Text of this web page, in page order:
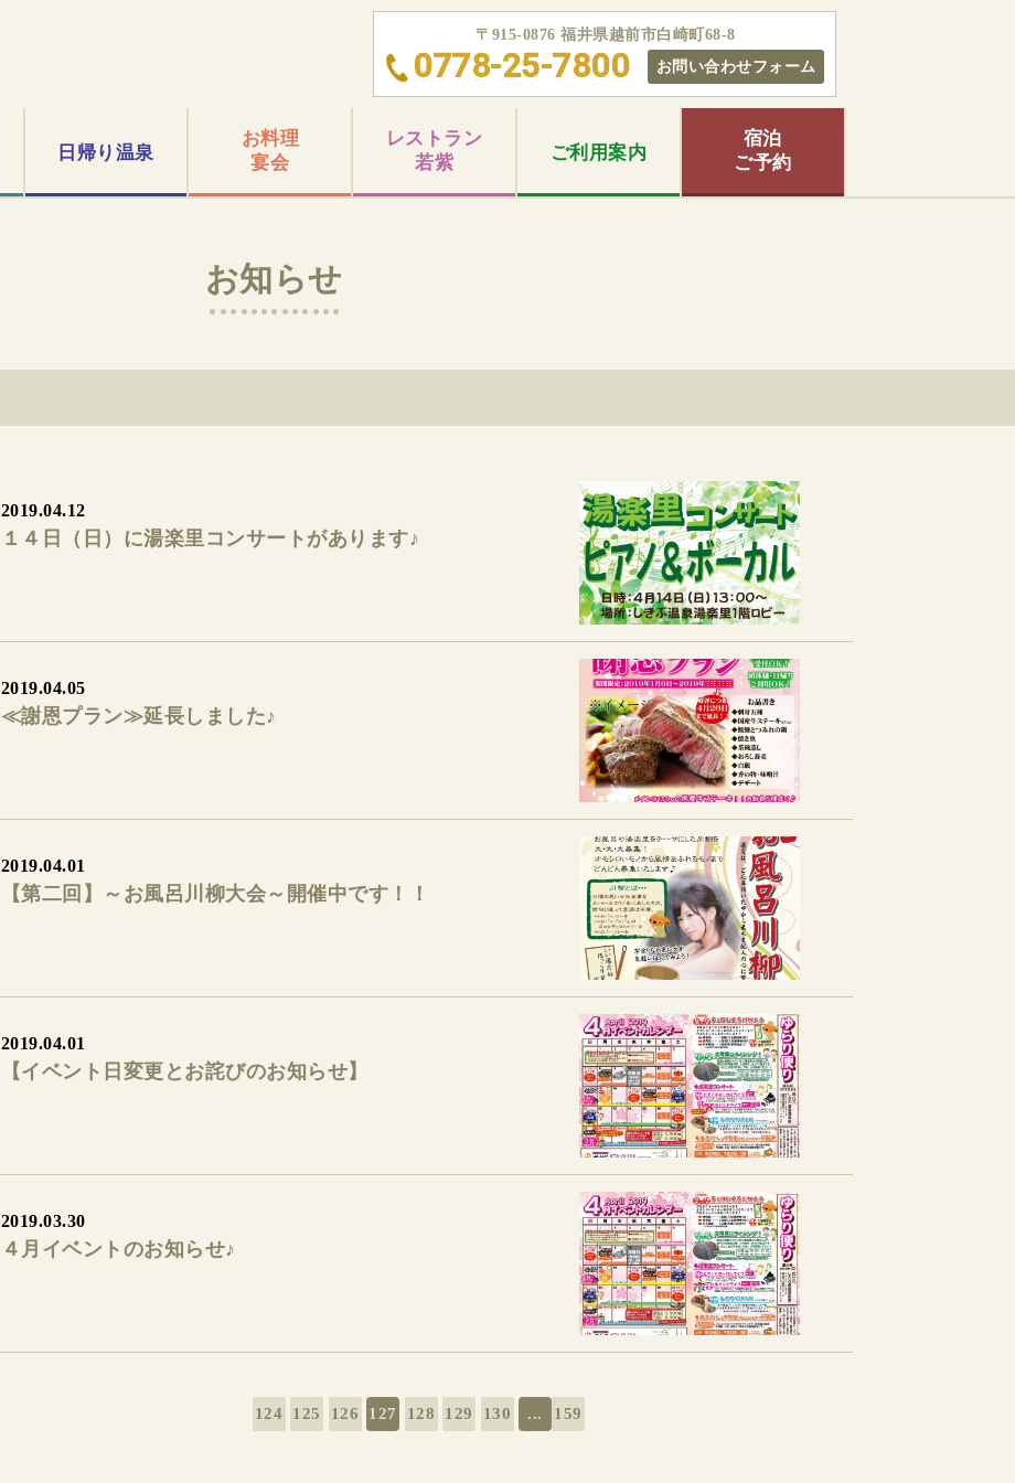
〒915-0876 福井県越前市白崎町68-8
0778-25-7800 お問い合わせフォーム
日帰り 温泉
お料理
宴会
レストラン
若紫
ご利用案内
宿泊
ご予約
お知らせ
2019.04.12
１４日（日）に湯楽里コンサートがあります♪
2019.04.05
≪謝恩プラン≫延長しました♪
2019.04.01
【第二回】～お風呂川柳大会～開催中です！！
2019.04.01
【イベント日変更とお詫びのお知らせ】
2019.03.30
４月イベントのお知らせ♪
124 125 126 127 128 129 130 ... 159